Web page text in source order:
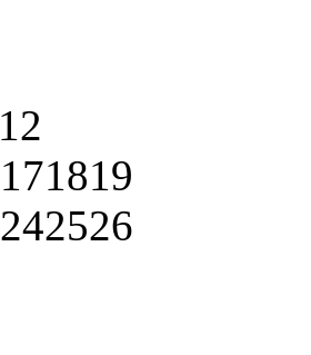
12
171819
242526